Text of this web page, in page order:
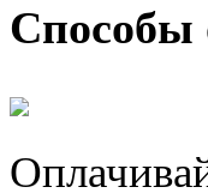
Способы